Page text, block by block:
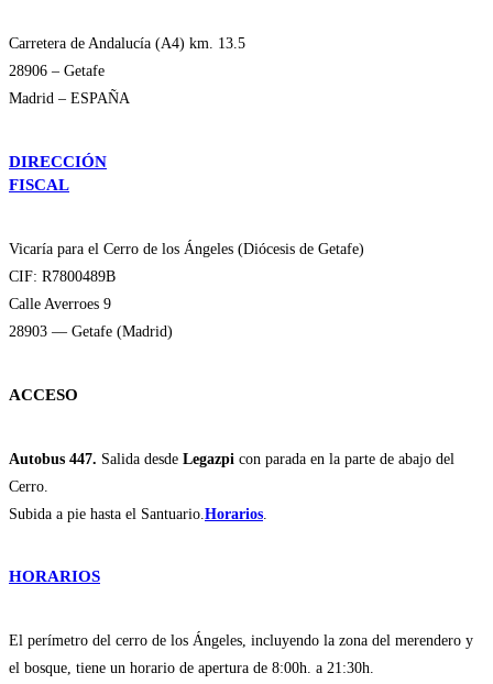
Carretera de Andalucía (A4) km. 13.5
28906 – Getafe
Madrid – ESPAÑA
DIRECCIÓN
FISCAL
Vicaría para el Cerro de los Ángeles (Diócesis de Getafe)
CIF: R7800489B
Calle Averroes 9
28903 — Getafe (Madrid)
ACCESO
Autobus 447. Salida desde Legazpi con parada en la parte de abajo del
Cerro.
Subida a pie hasta el Santuario. Horarios
HORARIOS
El perímetro del cerro de los Ángeles, incluyendo la zona del merendero y
el bosque, tiene un horario de apertura de 8:00h. a 21:30h.